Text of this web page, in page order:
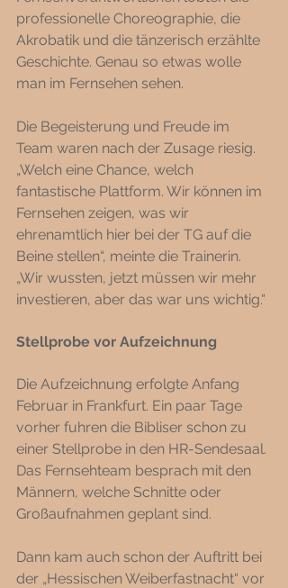
professionelle Choreographie, die
Akrobatik und die tänzerisch erzählte
Geschichte. Genau so etwas wolle
man im Fernsehen sehen.
Die Begeisterung und Freude im
Team waren nach der Zusage riesig.
„Welch eine Chance, welch
fantastische Plattform. Wir können im
Fernsehen zeigen, was wir
ehrenamtlich hier bei der TG auf die
Beine stellen“, meinte die Trainerin.
„Wir wussten, jetzt müssen wir mehr
investieren, aber das war uns wichtig.“
Stellprobe vor Aufzeichnung
Die Aufzeichnung erfolgte Anfang
Februar in Frankfurt. Ein paar Tage
vorher fuhren die Bibliser schon zu
einer Stellprobe in den HR-Sendesaal.
Das Fernsehteam besprach mit den
Männern, welche Schnitte oder
Großaufnahmen geplant sind.
Dann kam auch schon der Auftritt bei
der „Hessischen Weiberfastnacht“ vor